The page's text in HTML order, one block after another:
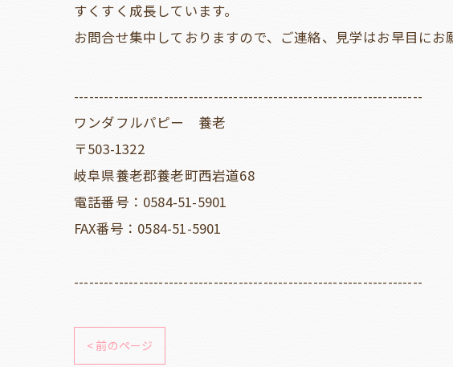
すくすく成長しています。
お問合せ集中しておりますので、ご連絡、見学はお早目にお
----------------------------------------------------------------------
ワンダフルパピー 養老
〒503-1322
岐阜県養老郡養老町西岩道68
電話番号：0584-51-5901
FAX番号：0584-51-5901
----------------------------------------------------------------------
< 前のページ